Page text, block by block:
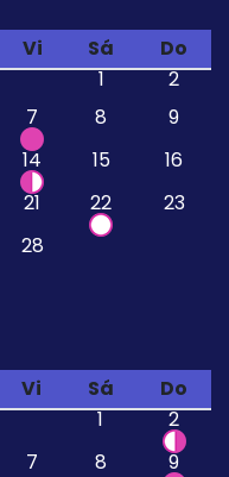
Vi Sá
Do
1
2
7 8
9
14 15
16
21 22
23
28
Vi Sá
Do
1
2
7 8
9